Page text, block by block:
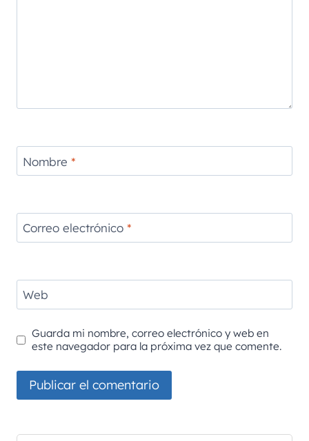
Nombre *
Correo electrónico *
Web
Guarda mi nombre, correo electrónico y web en
este navegador para la próxima vez que comente.